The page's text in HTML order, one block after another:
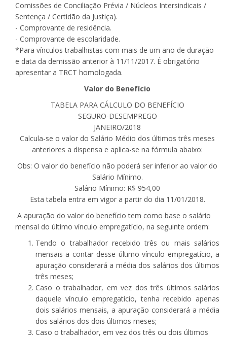
Comissões de Conciliação Prévia / Núcleos Intersindicais /
Sentença / Certidão da Justiça).
- Comprovante de residência.
- Comprovante de escolaridade.
*Para vínculos trabalhistas com mais de um ano de duração
e data da demissão anterior à 11/11/2017. É obrigatório
apresentar a TRCT homologada.
Valor do Benefício
TABELA PARA CÁLCULO DO BENEFÍCIO
SEGURO-DESEMPREGO
JANEIRO/2018
Calcula-se o valor do Salário Médio dos últimos três meses
anteriores a dispensa e aplica-se na fórmula abaixo:
Obs: O valor do benefício não poderá ser inferior ao valor do
Salário Mínimo.
Salário Mínimo: R$ 954,00
Esta tabela entra em vigor a partir do dia 11/01/2018.
A apuração do valor do benefício tem como base o salário
mensal do último vínculo empregatício, na seguinte ordem:
Tendo o trabalhador recebido três ou mais salários
mensais a contar desse último vínculo empregatício, a
apuração considerará a média dos salários dos últimos
três meses;
Caso o trabalhador, em vez dos três últimos salários
daquele vínculo empregatício, tenha recebido apenas
dois salários mensais, a apuração considerará a média
dos salários dos dois últimos meses;
Caso o trabalhador, em vez dos três ou dois últimos